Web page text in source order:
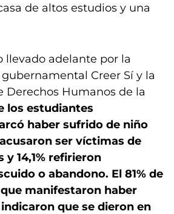
de altos estudios y una
llevado adelante por la
Creer Sí y la
Derechos Humanos de la
los estudiantes
haber sufrido de niño
ser víctimas de
y 14,1% refirieron
o abandono. El 81% de
manifestaron haber
que se dieron en